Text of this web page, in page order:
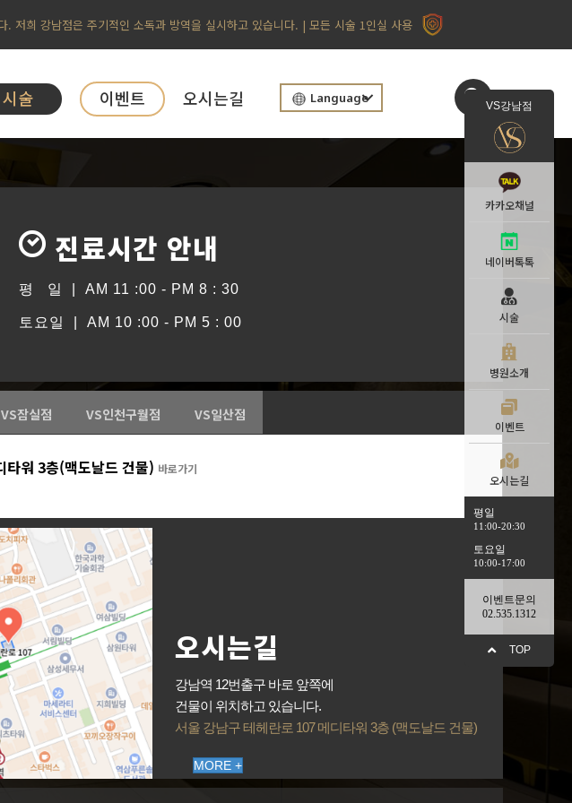
저희 강남점은 주기적인 소독과 방역을 실시하고 있습니다. | 모든 시술 1인실 사용
시술 이벤트 오시는길 Language VS강남점
카카오채널
네이버톡톡
시술
병원소개
이벤트
오시는길
평일
11:00-20:30
토요일
10:00-17:00
이벤트문의
02.535.1312
TOP
진료시간 안내
평 일 | AM 11 :00 - PM 8 : 30
토요일 | AM 10 :00 - PM 5 : 00
VS잠실점 VS인천구월점 VS일산점
타워 3층(맥도날드 건물) 바로가기
오시는길
강남역 12번출구 바로 앞쪽에
건물이 위치하고 있습니다.
서울 강남구 테헤란로 107 메디타워 3층 (맥도날드 건물)
MORE +